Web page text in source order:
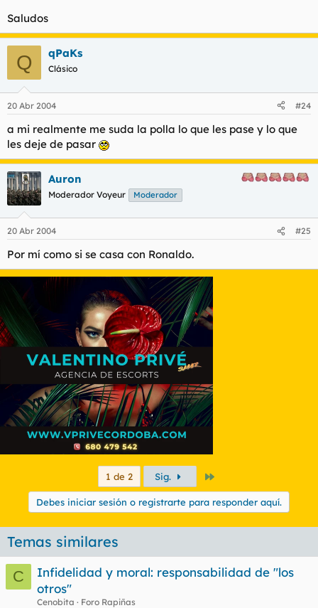
Saludos
Q qPaKs
Clásico
20 Abr 2004 #24
a mi realmente me suda la polla lo que les pase y lo que
les deje de pasar
Auron
Moderador Voyeur Moderador
20 Abr 2004 #25
Por mí como si se casa con Ronaldo.
1 de 2 Sig.
Debes iniciar sesión o registrarte para responder aquí.
Temas similares
C
Infidelidad y moral: responsabilidad de "los
otros"
Cenobita
Foro Rapiñas